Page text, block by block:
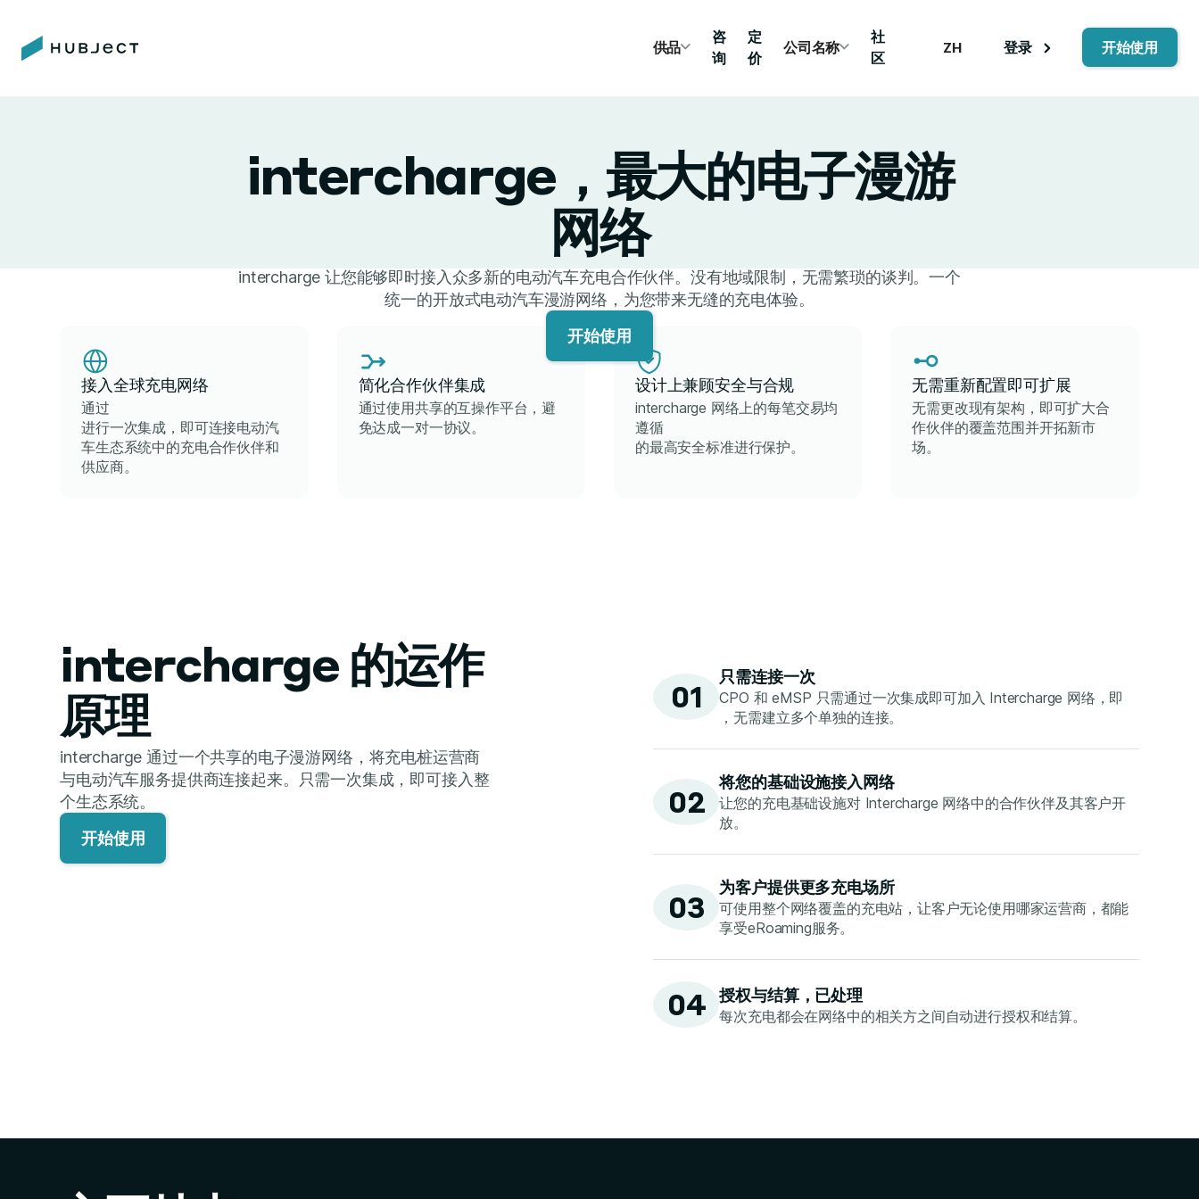
供品
咨
询
定
价
公司名称
社
区
ZH 登录 开始使用
intercharge，最大的电子漫游
网络
intercharge 让您能够即时接入众多新的电动汽车充电合作伙伴。没有地域限制，无需繁琐的谈判。一个
统一的开放式电动汽车漫游网络，为您带来无缝的充电体验。
开始使用
接入全球充电网络
通过
进行一次集成，即可连接电动汽
车生态系统中的充电合作伙伴和
供应商。
简化合作伙伴集成
通过使用共享的互操作平台，避
免达成一对一协议。
设计上兼顾安全与合规
intercharge 网络上的每笔交易均
遵循
的最高安全标准进行保护。
无需重新配置即可扩展
无需更改现有架构，即可扩大合
作伙伴的覆盖范围并开拓新市
场。
intercharge 的运作
原理
intercharge 通过一个共享的电子漫游网络，将充电桩运营商
与电动汽车服务提供商连接起来。只需一次集成，即可接入整
个生态系统。
开始使用
01
只需连接一次
CPO 和 eMSP 只需通过一次集成即可加入 Intercharge 网络，即
，无需建立多个单独的连接。
02
将您的基础设施接入网络
让您的充电基础设施对 Intercharge 网络中的合作伙伴及其客户开
放。
03
为客户提供更多充电场所
可使用整个网络覆盖的充电站，让客户无论使用哪家运营商，都能
享受eRoaming服务。
04 授权与结算，已处理
每次充电都会在网络中的相关方之间自动进行授权和结算。